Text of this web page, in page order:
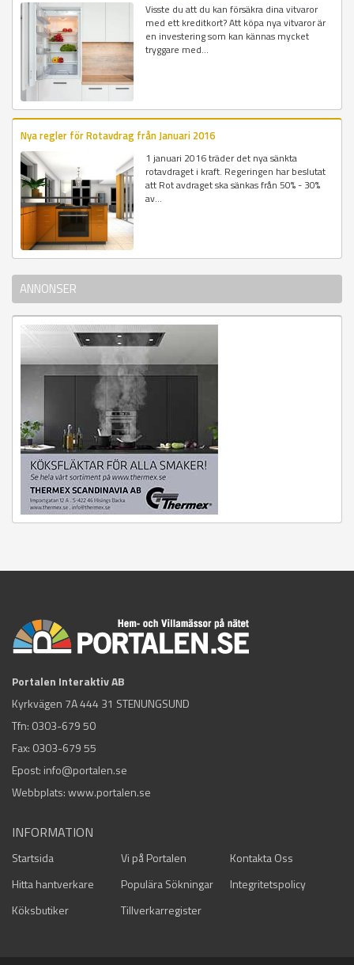
Visste du att du kan försäkra dina vitvaror
med ett kreditkort? Att köpa nya vitvaror är
en investering som kan kännas mycket
tryggare med...
Nya regler för Rotavdrag från Januari 2016
1 januari 2016 träder det nya sänkta
rotavdraget i kraft. Regeringen har beslutat
att Rot avdraget ska sänkas från 50% - 30%
av...
ANNONSER
Portalen Interaktiv AB
Kyrkvägen 7A 444 31 STENUNGSUND
Tfn: 0303-679 50
Fax: 0303-679 55
Epost: info@portalen.se
Webbplats: www.portalen.se
INFORMATION
Startsida Vi på Portalen
Kontakta Oss
Hitta hantverkare
Populära Sökningar
Integritetspolicy
Köksbutiker
Tillverkarregister